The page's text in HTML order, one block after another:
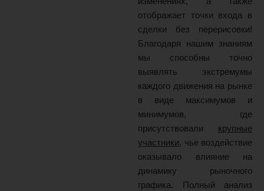
отображает точки входа в
сделки без перерисовки!
Благодаря нашим знаниям
мы способны точно
выявлять экстремумы
каждого движения на рынке
в виде максимумов и
минимумов, где
присутствовали крупные
участники, чье воздействие
оказывало влияние на
динамику рыночного
графика. Полный анализ